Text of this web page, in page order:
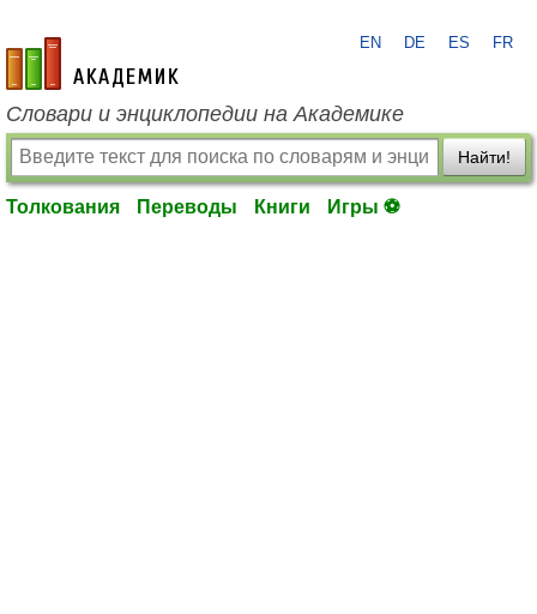
academic.ru
EN DE ES FR
Словари и энциклопедии на Академике
Найти!
Толкования Переводы Книги Игры ⚽